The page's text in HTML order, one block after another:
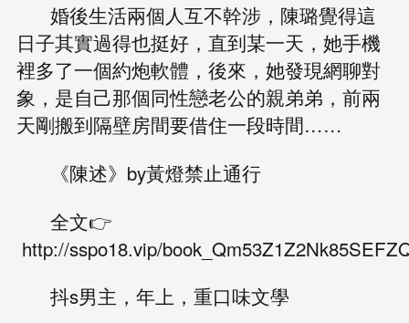
婚後生活兩個人互不幹涉，陳璐覺得這
日子其實過得也挺好，直到某一天，她手機
裡多了一個約炮軟體，後來，她發現網聊對
象，是自己那個同性戀老公的親弟弟，前兩
天剛搬到隔壁房間要借住一段時間……
《陳述》by黃燈禁止通行
全文👉
http://sspo18.vip/
抖s男主，年上，重口味文學